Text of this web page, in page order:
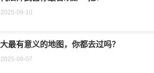
2025-09-10
最有意义的地图，你都去过吗？
2025-09-07